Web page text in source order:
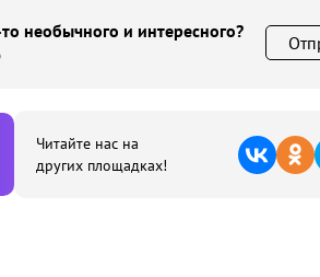
необычного и интересного?
Читайте нас на
других площадках!